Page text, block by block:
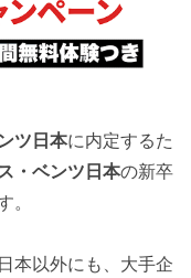
ツ日本に内定するた
・ベンツ日本の新卒
。
本以外にも、大手企